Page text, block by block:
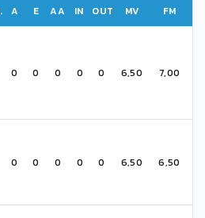
A E AA IN OUT MV FM
0 0 0 0 0 6,50 7,00
0 0 0 0 0 6,50 6,50